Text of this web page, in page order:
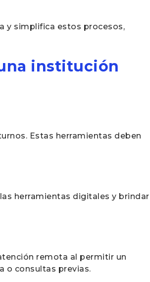
y simplifica estos procesos,
institución
Estas herramientas deben
herramientas digitales y brindar
remota al permitir un
o consultas previas.